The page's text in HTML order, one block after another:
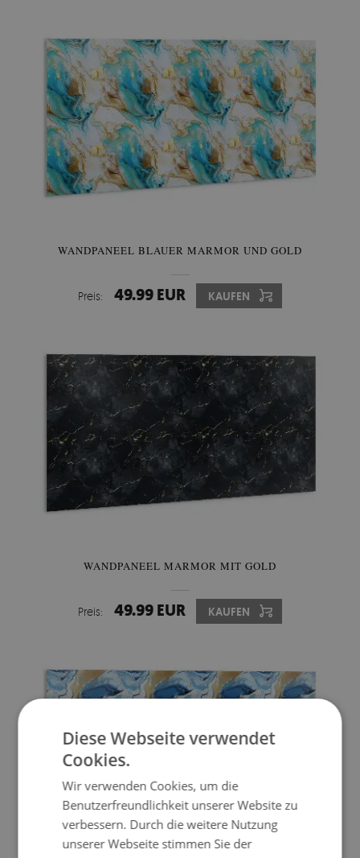
WANDPANEEL BLAUER MARMOR UND GOLD
Preis: 49.99 EUR KAUFEN
WANDPANEEL MARMOR MIT GOLD
Preis: 49.99 EUR KAUFEN
Diese Webseite verwendet
Cookies.
Wir verwenden Cookies, um die
Benutzerfreundlichkeit unserer Website zu
verbessern. Durch die weitere Nutzung
unserer Webseite stimmen Sie der